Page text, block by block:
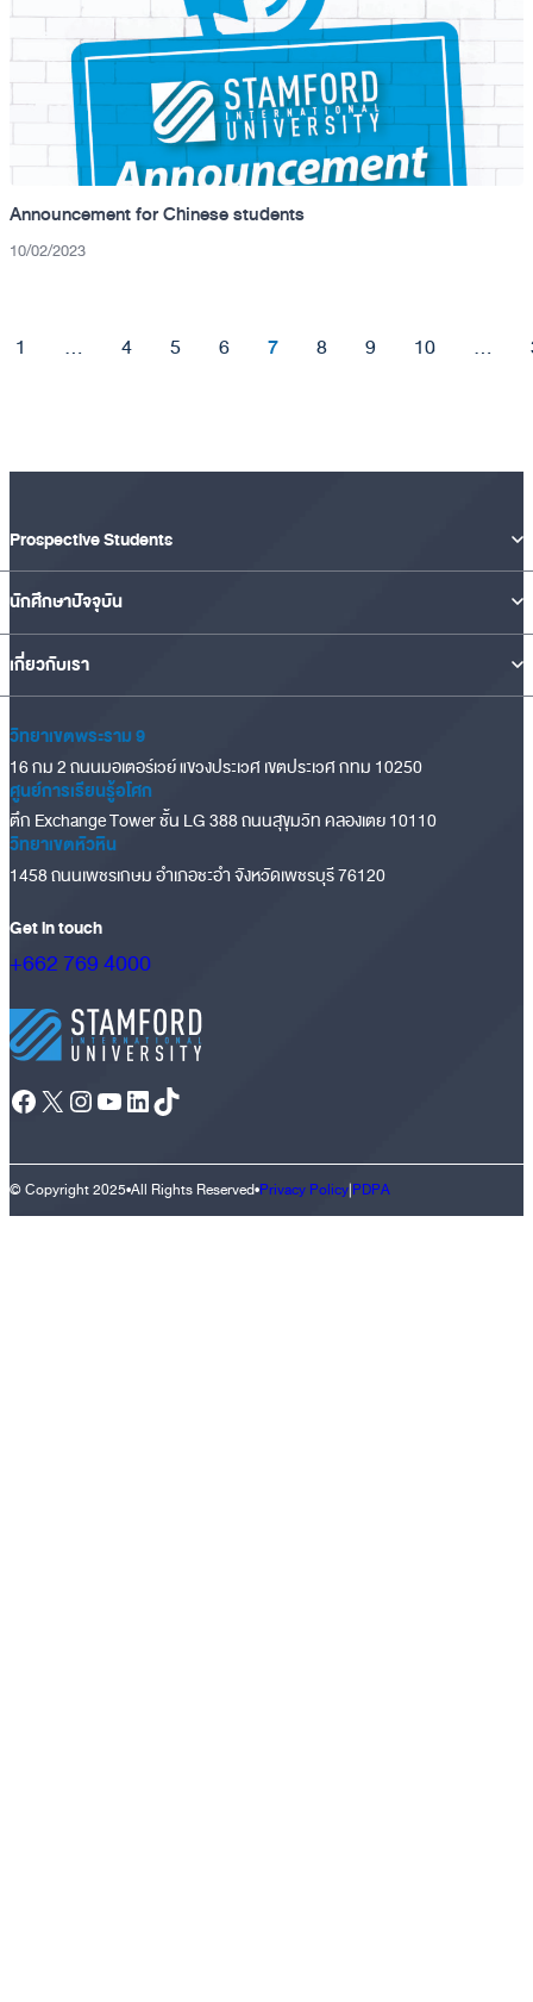
Announcement for Chinese students
10/02/2023
1 … 4 5 6 7 8 9 10 …
Prospective Students
นักศึกษาปัจจุบัน
เกี่ยวกับเรา
วิทยาเขตพระราม 9
16 กม 2 ถนนมอเตอร์เวย์ แขวงประเวศ เขตประเวศ กทม 10250
ศูนย์การเรียนรู้อโศก
ตึก Exchange Tower ชั้น LG 388 ถนนสุขุมวิท คลองเตย 10110
วิทยาเขตหัวหิน
1458 ถนนเพชรเกษม อำเภอชะอำ จังหวัดเพชรบุรี 76120
Get in touch
+662 769 4000
Facebook
X Instagram
YouTube
LinkedIn
TikTok
© Copyright 2025•All Rights Reserved•Privacy Policy|PDPA